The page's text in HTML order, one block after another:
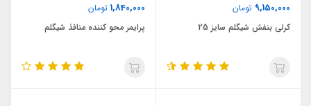
9,150,000 تومان
کرلی بنفش شیگلم سایز 25
1,840,000 تومان
پرایمر محو کننده منافذ شیگلم